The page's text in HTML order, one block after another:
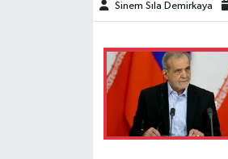
Sinem Sıla Demirkaya